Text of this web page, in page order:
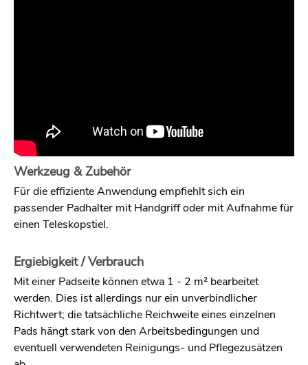
Werkzeug & Zubehör
Für die effiziente Anwendung empfiehlt sich ein
passender Padhalter mit Handgriff oder mit Aufnahme für
einen Teleskopstiel.
Ergiebigkeit / Verbrauch
Mit einer Padseite können etwa 1 - 2 m² bearbeitet
werden. Dies ist allerdings nur ein unverbindlicher
Richtwert; die tatsächliche Reichweite eines einzelnen
Pads hängt stark von den Arbeitsbedingungen und
eventuell verwendeten Reinigungs- und Pflegezusätzen